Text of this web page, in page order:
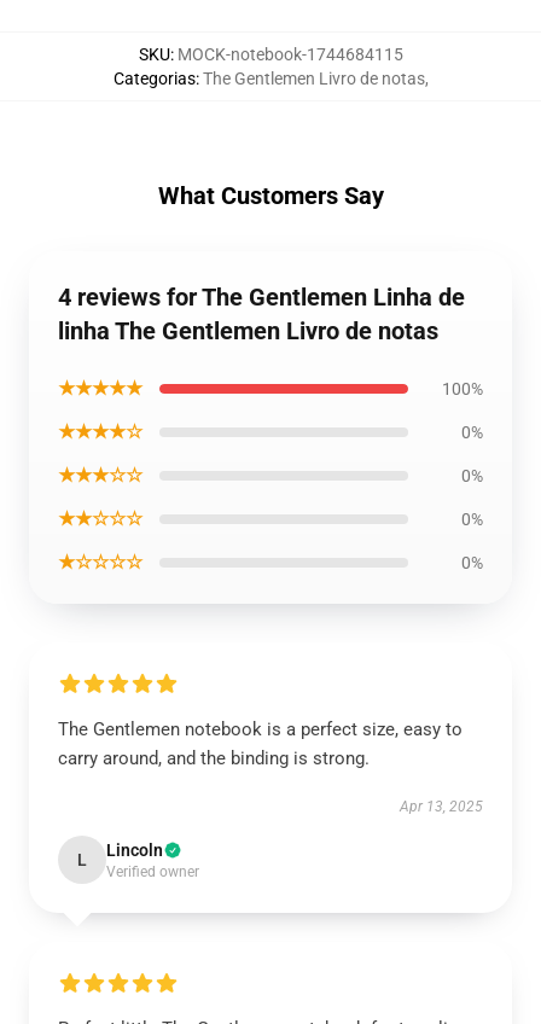
SKU: MOCK-notebook-1744684115
Categorias:The Gentlemen Livro de notas,
What Customers Say
4 reviews for The Gentlemen Linha de
linha The Gentlemen Livro de notas
★★★★★ 100%
★★★★☆ 0%
★★★☆☆ 0%
★★☆☆☆ 0%
★☆☆☆☆ 0%
The Gentlemen notebook is a perfect size, easy to
carry around, and the binding is strong.
Apr 13, 2025
L Lincoln
Verified owner